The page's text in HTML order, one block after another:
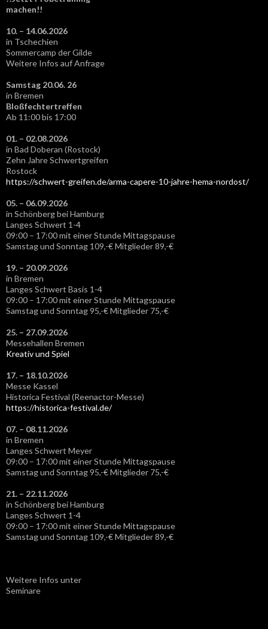
machen!!
10. – 14.06.2026
in Tschechien
Sommercamp der Gilde
Weitere Infos auf Anfrage
Samstag 20.06. 26
in Bremen
Bloßfechtertreffen
Ab 11:00 bis 17:00
01. – 02.08.2026
in Bad Doberan (Rostock)
Zehn Jahre Schwertgreifen
Rostock
https://schwert-greifen.de/arma-capere-10-jahre-hema-nordost/
05. – 06.09.2026
in Schönberg bei Hamburg
Langes Schwert 1-4
09:00 – 17:00 mit einer Stunde Mittagspause
Samstag und Sonntag 109,-€ Mitglieder 89,-€
19. – 20.09.2026
in Bremen
Langes Schwert Basis 1-4
09:00 – 17:00 mit einer Stunde Mittagspause
Samstag und Sonntag 95,-€ Mitglieder 75,-€
25. – 27.09.2026
Messehallen Bremen
Kreativ und Spiel
17. – 18.10.2026
Messe Kassel
Historica Festival (Reenactor-Messe)
https://historica-festival.de/
07. – 08.11.2026
in Bremen
Langes Schwert Meyer
09:00 – 17:00 mit einer Stunde Mittagspause
Samstag und Sonntag 95,-€ Mitglieder 75,-€
21. – 22.11.2026
in Schönberg bei Hamburg
Langes Schwert 1-4
09:00 – 17:00 mit einer Stunde Mittagspause
Samstag und Sonntag 109,-€ Mitglieder 89,-€
Weitere Infos unter
Seminare